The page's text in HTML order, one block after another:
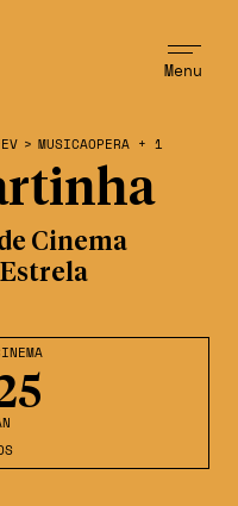
Menu
> MUSICAOPERA + 1
Cinema